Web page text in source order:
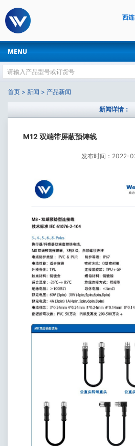
西
MENU
首页 > 新闻 > 产品新闻
新闻详情：
M12 双端带屏蔽预铸线
发布时间：2022-